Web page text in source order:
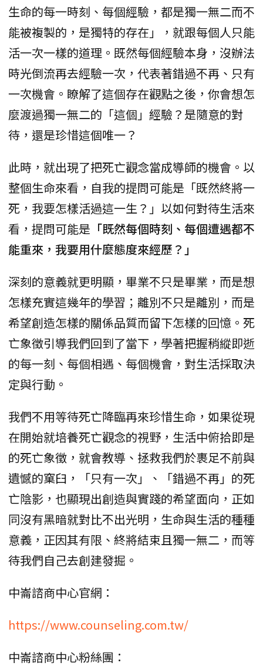
生命的每一時刻、每個經驗，都是獨一無二而不
能被複製的，是獨特的存在」，就跟每個人只能
活一次一樣的道理。既然每個經驗本身，沒辦法
時光倒流再去經驗一次，代表著錯過不再、只有
一次機會。瞭解了這個存在觀點之後，你會想怎
麼渡過獨一無二的「這個」經驗？是隨意的對
待，還是珍惜這個唯一？
此時，就出現了把死亡觀念當成導師的機會。以
整個生命來看，自我的提問可能是「既然終將一
死，我要怎樣活過這一生？」以如何對待生活來
看，提問可能是 「既然每個時刻、每個遭遇都不
能重來，我要用什麼態度來經歷？」
深刻的意義就更明顯，畢業不只是畢業，而是想
怎樣充實這幾年的學習；離別不只是離別，而是
希望創造怎樣的關係品質而留下怎樣的回憶。死
亡象徵引導我們回到了當下，學著把握稍縱即逝
的每一刻、每個相遇、每個機會，對生活採取決
定與行動。
我們不用等待死亡降臨再來珍惜生命，如果從現
在開始就培養死亡觀念的視野，生活中俯拾即是
的死亡象徵，就會教導、拯救我們於裹足不前與
遺憾的窠臼，「只有一次」、「錯過不再」的死
亡陰影，也顯現出創造與實踐的希望面向，正如
同沒有黑暗就對比不出光明，生命與生活的種種
意義，正因其有限、終將結束且獨一無二，而等
待我們自己去創建發掘。
中崙諮商中心官網：
https://www.counseling.com.tw/
中崙諮商中心粉絲團：